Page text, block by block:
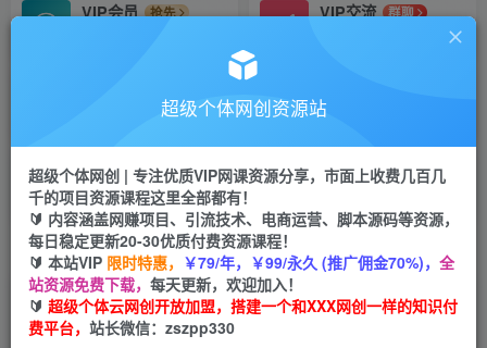
VIP会员
抢先
VIP交流
群聊
研究探讨更多创业项目路子。
会员专属推广链接
招募站长
挂机
项目
脚本卡密
APP下载
GO
首页 创业课程 会员专属 正文
（8205期）超级冷门项目,动动手指，单号轻松日
入800+，小白也可轻松操作，保姆级教程
超级个体网创资源站
超级个体网创 | 专注优质VIP网课资源分享，市面上收费几百几
千的项目资源课程这里全部都有！
🔰 内容涵盖网赚项目、引流技术、电商运营、脚本源码等资源，
每日稳定更新20-30优质付费资源课程！
🔰 本站VIP 限时特惠， ￥79/年，￥99/永久 (推广佣金70%)， 全
站资源免费下载， 每天更新，欢迎加入！
🔰 超级个体云网创开放加盟，搭建一个和XXX网创一样的知识付
费平台， 站长微信：zszpp330